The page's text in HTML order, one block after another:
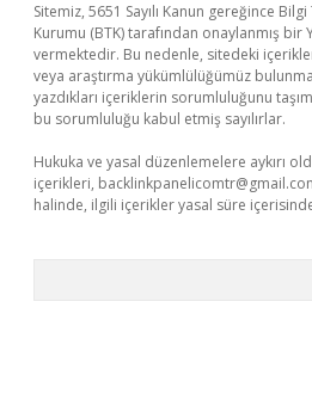
Sitemiz, 5651 Sayılı Kanun gereğince
Kurumu (BTK) tarafından onaylanmış bir
vermektedir. Bu nedenle, sitedeki
veya araştırma yükümlülüğümüz
yazdıkları içeriklerin sorumluluğunu
bu sorumluluğu kabul etmiş sayılırlar.
Hukuka ve yasal düzenlemelere aykırı
içerikleri,
halinde, ilgili içerikler yasal süre